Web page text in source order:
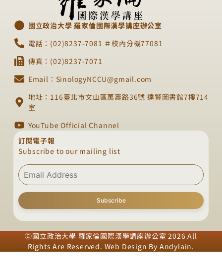
國立政治大學 羅家倫國際漢學講座辦公室
電話：(02)8237-7081 ＃校內分機77081
傳真：(02)8237-7071
Email：SinologyNCCU@gmail.com
地址：116臺北市文山區萬壽路36號 達賢圖書館7樓714
室
YouTube Official Channel
訂閱電子報
Subscribe to our mailing list
Subscribe
Ⓒ國立政治大學 羅家倫國際漢學講座辦公室 2026 All
Rights Are Reserved. Web Design By Andylain.